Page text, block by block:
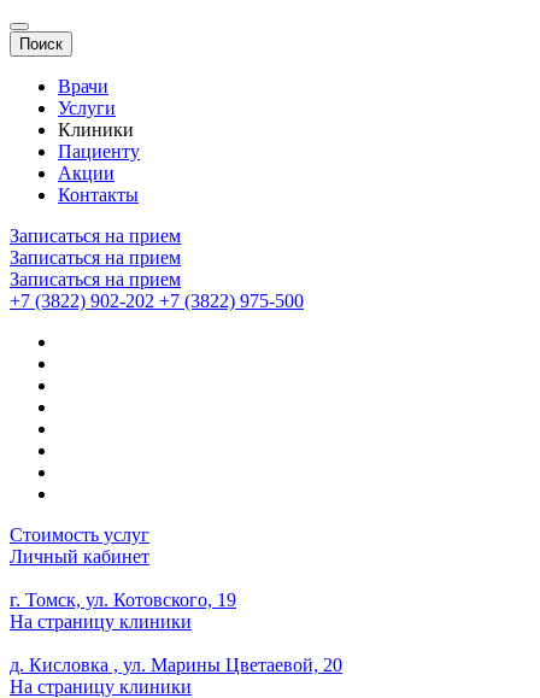
Поиск
Врачи
Услуги
Клиники
Пациенту
Акции
Контакты
Записаться на прием
Записаться на прием
Записаться на прием
+7 (3822) 902-202 +7 (3822) 975-500
Стоимость услуг
Личный кабинет
г. Томск, ул. Котовского, 19
На страницу клиники
д. Кисловка , ул. Марины Цветаевой, 20
На страницу клиники